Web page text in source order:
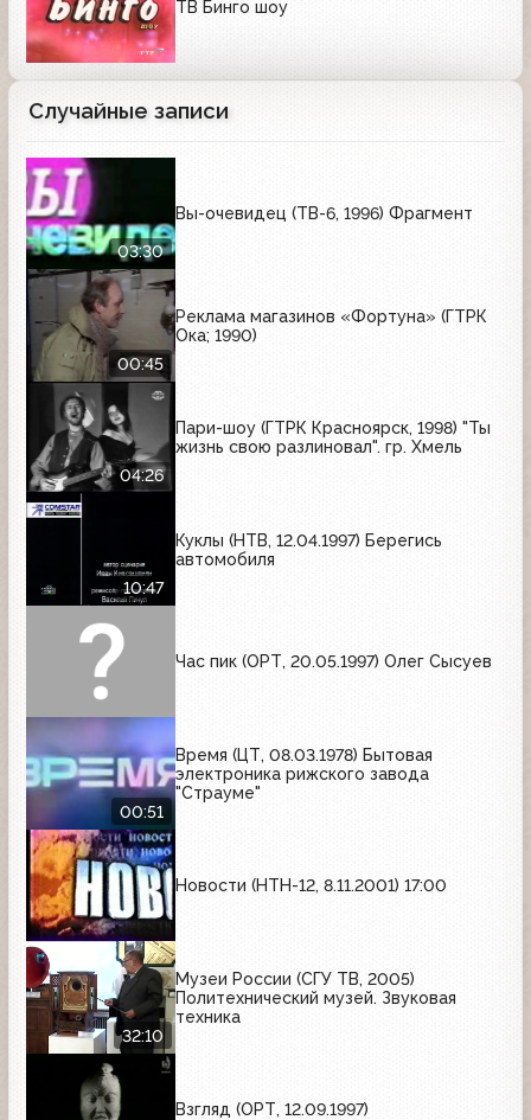
ТВ Бинго шоу
Случайные записи
03:30
Вы-очевидец (ТВ-6, 1996) Фрагмент
00:45
Реклама магазинов «Фортуна» (ГТРК
Ока; 1990)
04:26
Пари-шоу (ГТРК Красноярск, 1998) "Ты
жизнь свою разлиновал". гр. Хмель
10:47
Куклы (НТВ, 12.04.1997) Берегись
автомобиля
Час пик (ОРТ, 20.05.1997) Олег Сысуев
00:51
Время (ЦТ, 08.03.1978) Бытовая
электроника рижского завода
"Страуме"
Новости (НТН-12, 8.11.2001) 17:00
32:10
Музеи России (СГУ ТВ, 2005)
Политехнический музей. Звуковая
техника
Взгляд (ОРТ, 12.09.1997)